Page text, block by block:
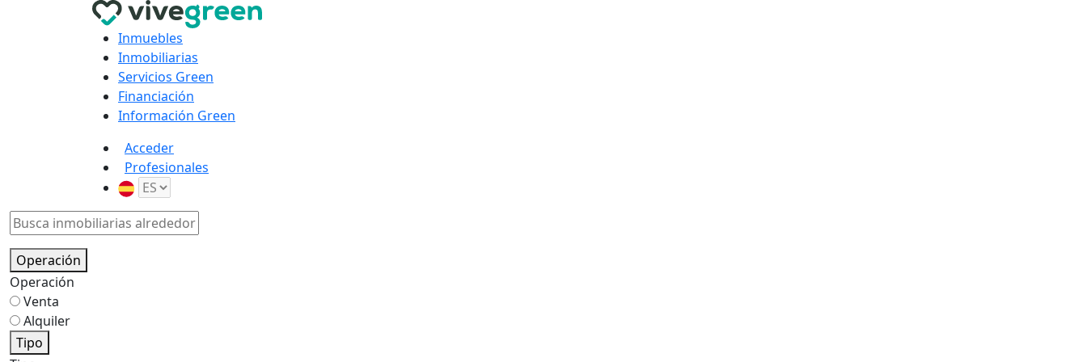
Inmuebles
Inmobiliarias
Servicios Green
Financiación
Información Green
Acceder
Profesionales
Operación
Operación
Venta
Alquiler
Tipo